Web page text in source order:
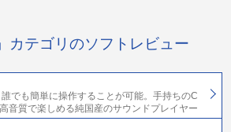
カテゴリのソフトレビュー
でも簡単に操作することが可能。手持ちのC
音質で楽しめる純国産のサウンドプレイヤー